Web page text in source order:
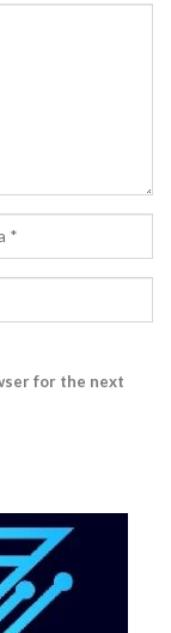
for the next